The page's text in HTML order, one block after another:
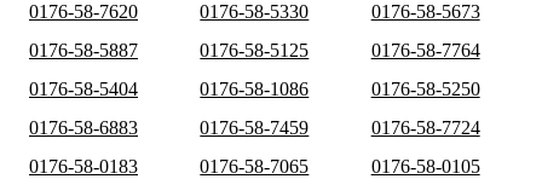
0176-58-7620
0176-58-5330
0176-58-5673
0176-58-5887
0176-58-5125
0176-58-7764
0176-58-5404
0176-58-1086
0176-58-5250
0176-58-6883
0176-58-7459
0176-58-7724
0176-58-0183
0176-58-7065
0176-58-0105